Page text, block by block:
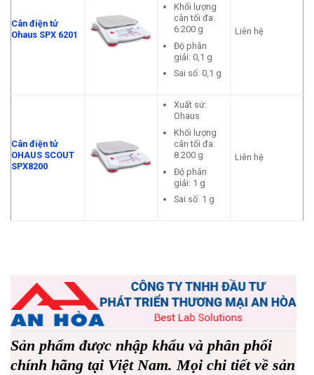
Cân điện tử
Ohaus SPX 6201
Khối lượng
cân tối đa:
6.200 g
Độ phân
giải: 0,1 g
Sai số: 0,1 g
Liên hệ
Cân điện tử
OHAUS SCOUT
SPX8200
Xuất sứ:
Ohaus
Khối lượng
cân tối đa:
8.200 g
Độ phân
giải: 1 g
Sai số: 1 g
Liên hệ
Sản phẩm được nhập khẩu và phân phối
chính hãng tại Việt Nam. Mọi chi tiết về sản